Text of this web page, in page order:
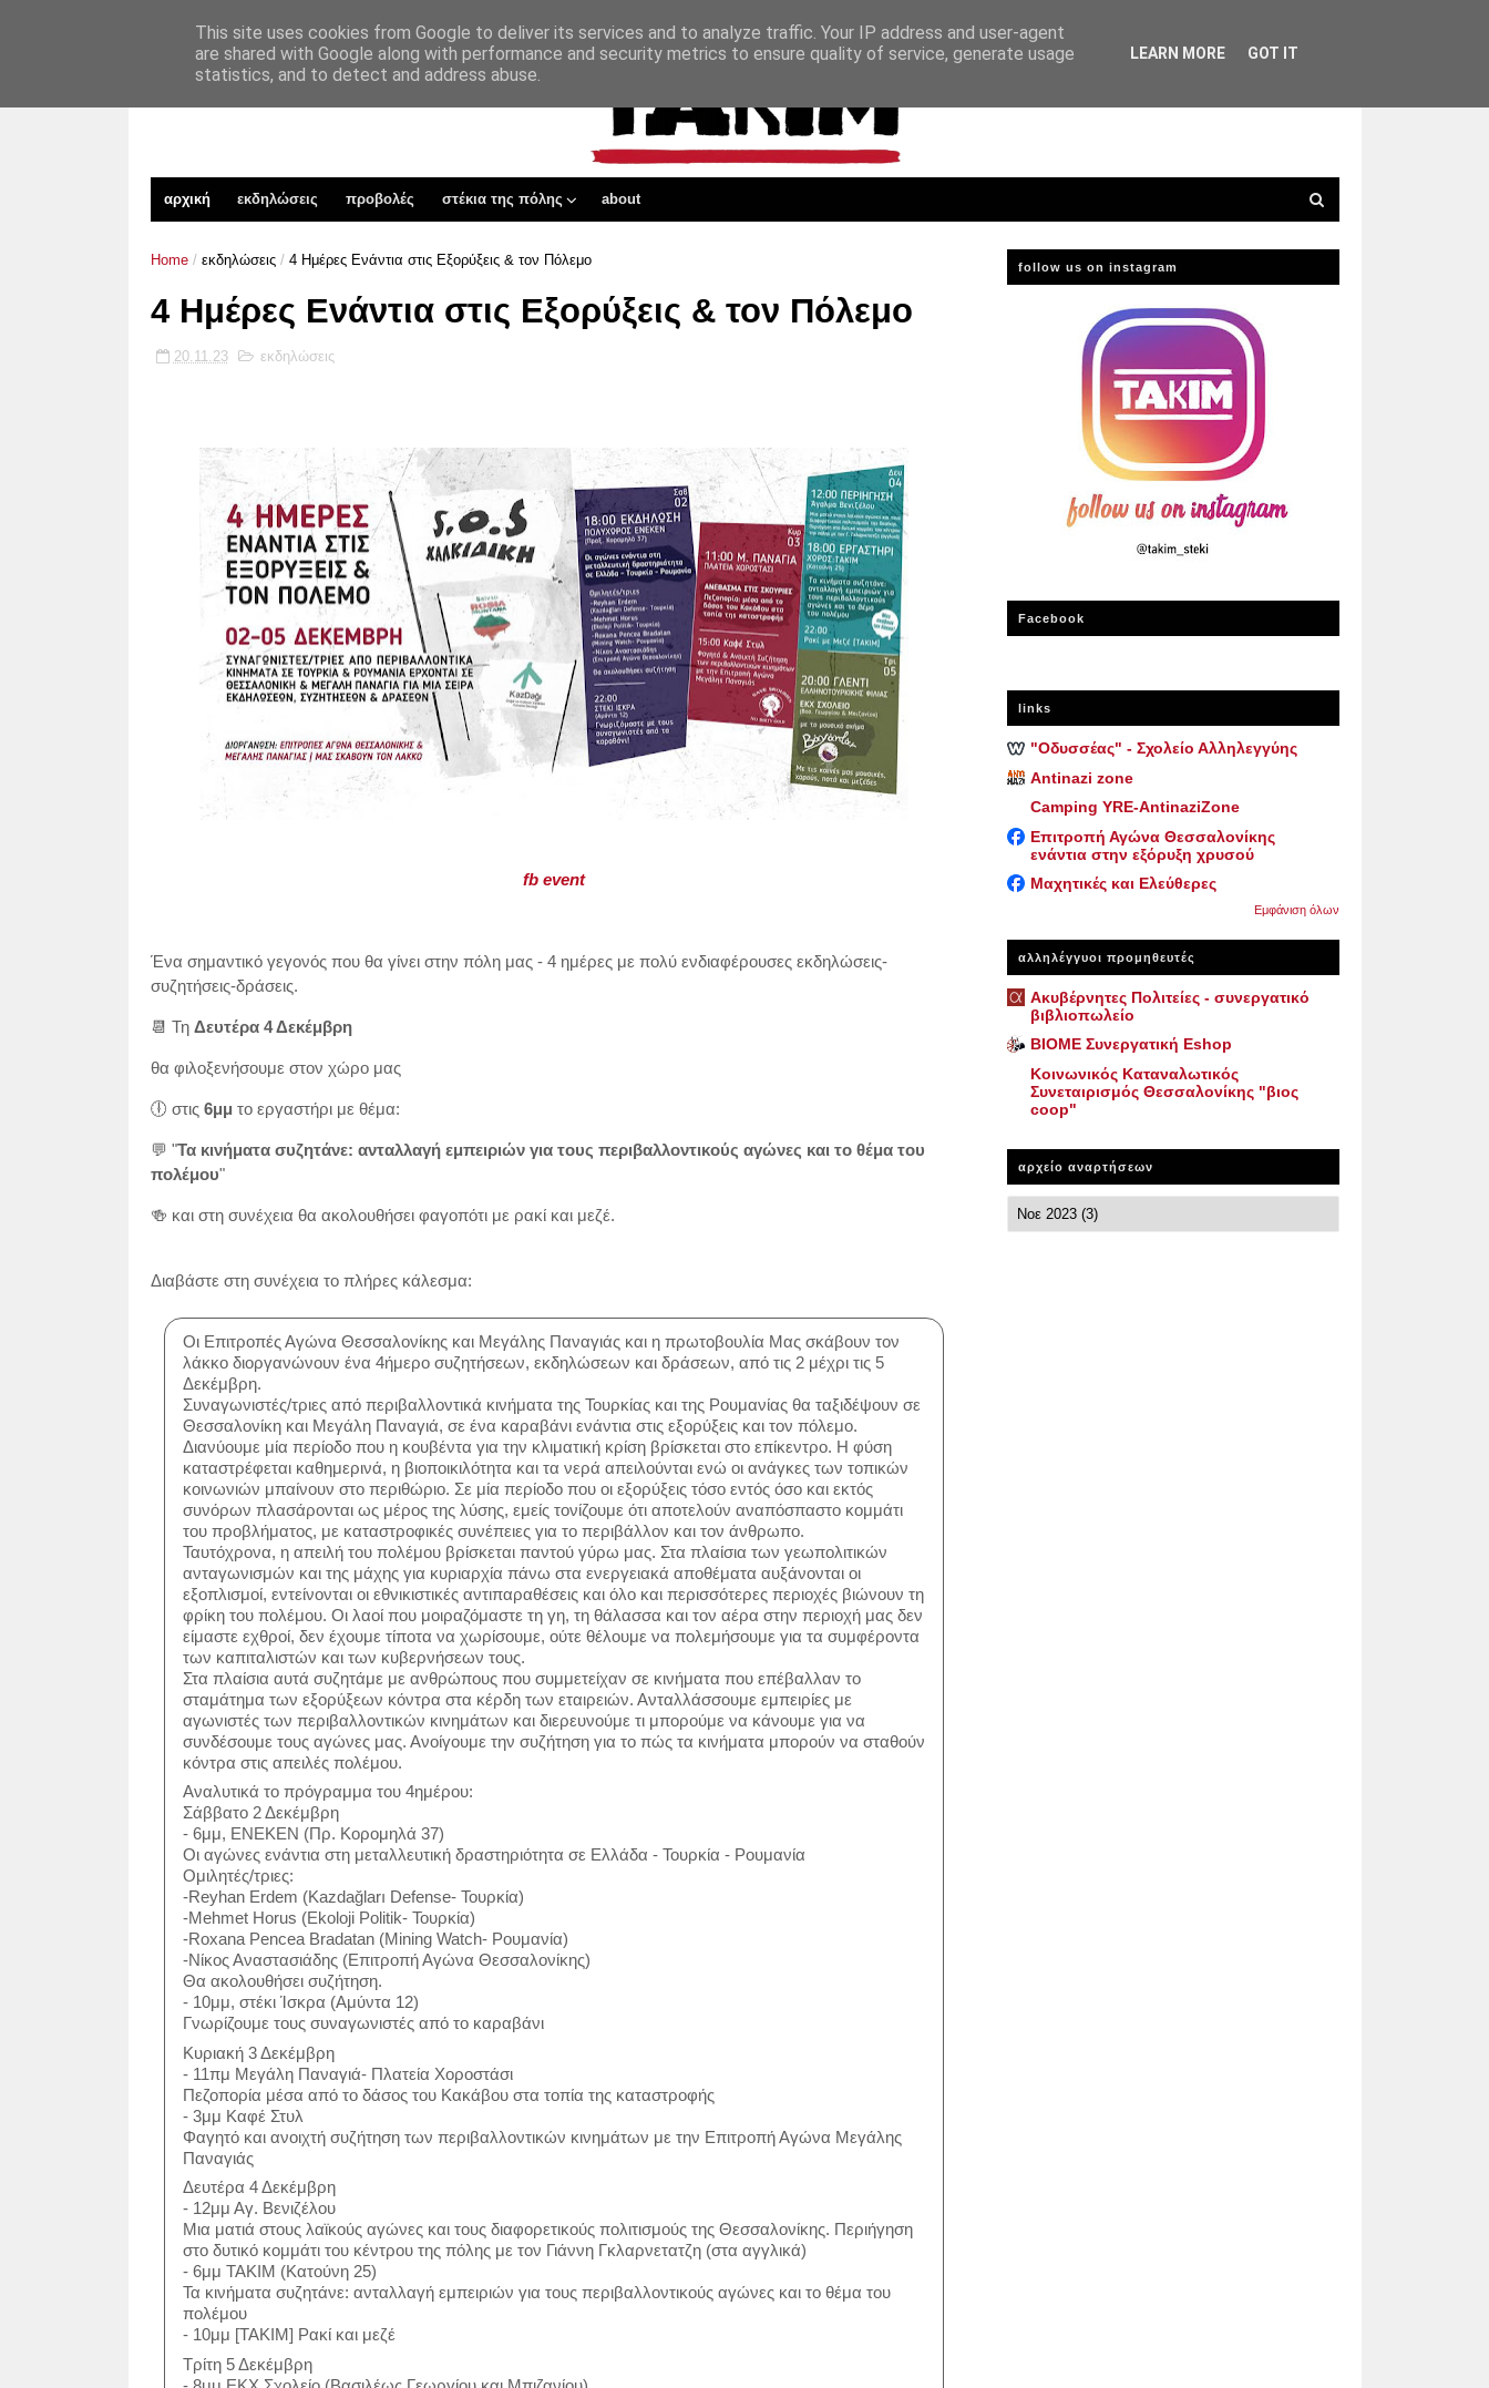
αρχική εκδηλώσεις προβολές στέκια της πόλης about
Home / εκδηλώσεις / 4 Ημέρες Ενάντια στις Εξορύξεις & τον Πόλεμο
4 Ημέρες Ενάντια στις Εξορύξεις & τον Πόλεμο
20.11.23 εκδηλώσεις
fb event
Ένα σημαντικό γεγονός που θα γίνει στην πόλη μας - 4 ημέρες με πολύ ενδιαφέρουσες εκδηλώσεις-
συζητήσεις-δράσεις.
📆 Τη Δευτέρα 4 Δεκέμβρη
θα φιλοξενήσουμε στον χώρο μας
🕕 στις 6μμ το εργαστήρι με θέμα:
💬 "Τα κινήματα συζητάνε: ανταλλαγή εμπειριών για τους περιβαλλοντικούς αγώνες και το θέμα του
πολέμου"
🍻 και στη συνέχεια θα ακολουθήσει φαγοπότι με ρακί και μεζέ.
Διαβάστε στη συνέχεια το πλήρες κάλεσμα:
Οι Επιτροπές Αγώνα Θεσσαλονίκης και Μεγάλης Παναγιάς και η πρωτοβουλία Μας σκάβουν τον
λάκκο διοργανώνουν ένα 4ήμερο συζητήσεων, εκδηλώσεων και δράσεων, από τις 2 μέχρι τις 5
Δεκέμβρη.
Συναγωνιστές/τριες από περιβαλλοντικά κινήματα της Τουρκίας και της Ρουμανίας θα ταξιδέψουν σε
Θεσσαλονίκη και Μεγάλη Παναγιά, σε ένα καραβάνι ενάντια στις εξορύξεις και τον πόλεμο.
Διανύουμε μία περίοδο που η κουβέντα για την κλιματική κρίση βρίσκεται στο επίκεντρο. Η φύση
καταστρέφεται καθημερινά, η βιοποικιλότητα και τα νερά απειλούνται ενώ οι ανάγκες των τοπικών
κοινωνιών μπαίνουν στο περιθώριο. Σε μία περίοδο που οι εξορύξεις τόσο εντός όσο και εκτός
συνόρων πλασάρονται ως μέρος της λύσης, εμείς τονίζουμε ότι αποτελούν αναπόσπαστο κομμάτι
του προβλήματος, με καταστροφικές συνέπειες για το περιβάλλον και τον άνθρωπο.
Ταυτόχρονα, η απειλή του πολέμου βρίσκεται παντού γύρω μας. Στα πλαίσια των γεωπολιτικών
ανταγωνισμών και της μάχης για κυριαρχία πάνω στα ενεργειακά αποθέματα αυξάνονται οι
εξοπλισμοί, εντείνονται οι εθνικιστικές αντιπαραθέσεις και όλο και περισσότερες περιοχές βιώνουν τη
φρίκη του πολέμου. Οι λαοί που μοιραζόμαστε τη γη, τη θάλασσα και τον αέρα στην περιοχή μας δεν
είμαστε εχθροί, δεν έχουμε τίποτα να χωρίσουμε, ούτε θέλουμε να πολεμήσουμε για τα συμφέροντα
των καπιταλιστών και των κυβερνήσεων τους.
Στα πλαίσια αυτά συζητάμε με ανθρώπους που συμμετείχαν σε κινήματα που επέβαλλαν το
σταμάτημα των εξορύξεων κόντρα στα κέρδη των εταιρειών. Ανταλλάσσουμε εμπειρίες με
αγωνιστές των περιβαλλοντικών κινημάτων και διερευνούμε τι μπορούμε να κάνουμε για να
συνδέσουμε τους αγώνες μας. Ανοίγουμε την συζήτηση για το πώς τα κινήματα μπορούν να σταθούν
κόντρα στις απειλές πολέμου.
Αναλυτικά το πρόγραμμα του 4ημέρου:
Σάββατο 2 Δεκέμβρη
- 6μμ, ΕΝΕΚΕΝ (Πρ. Κορομηλά 37)
Οι αγώνες ενάντια στη μεταλλευτική δραστηριότητα σε Ελλάδα - Τουρκία - Ρουμανία
Ομιλητές/τριες:
-Reyhan Erdem (Kazdağları Defense- Τουρκία)
-Mehmet Horus (Ekoloji Politik- Τουρκία)
-Roxana Pencea Bradatan (Mining Watch- Ρουμανία)
-Νίκος Αναστασιάδης (Επιτροπή Αγώνα Θεσσαλονίκης)
Θα ακολουθήσει συζήτηση.
- 10μμ, στέκι Ίσκρα (Αμύντα 12)
Γνωρίζουμε τους συναγωνιστές από το καραβάνι
Κυριακή 3 Δεκέμβρη
- 11πμ Μεγάλη Παναγιά- Πλατεία Χοροστάσι
Πεζοπορία μέσα από το δάσος του Κακάβου στα τοπία της καταστροφής
- 3μμ Καφέ Στυλ
Φαγητό και ανοιχτή συζήτηση των περιβαλλοντικών κινημάτων με την Επιτροπή Αγώνα Μεγάλης
Παναγιάς
Δευτέρα 4 Δεκέμβρη
- 12μμ Αγ. Βενιζέλου
Μια ματιά στους λαϊκούς αγώνες και τους διαφορετικούς πολιτισμούς της Θεσσαλονίκης. Περιήγηση
στο δυτικό κομμάτι του κέντρου της πόλης με τον Γιάννη Γκλαρνετατζη (στα αγγλικά)
- 6μμ ΤΑΚΙΜ (Κατούνη 25)
Τα κινήματα συζητάνε: ανταλλαγή εμπειριών για τους περιβαλλοντικούς αγώνες και το θέμα του
πολέμου
- 10μμ [ΤΑΚΙΜ] Ρακί και μεζέ
Τρίτη 5 Δεκέμβρη
follow us on instagram
Facebook
links
"Οδυσσέας" - Σχολείο Αλληλεγγύης
Antinazi zone
Camping YRE-AntinaziZone
Επιτροπή Αγώνα Θεσσαλονίκης
ενάντια στην εξόρυξη χρυσού
Μαχητικές και Ελεύθερες
Εμφάνιση όλων
αλληλέγγυοι προμηθευτές
Ακυβέρνητες Πολιτείες - συνεργατικό
βιβλιοπωλείο
ΒΙΟΜΕ Συνεργατική Eshop
Κοινωνικός Καταναλωτικός
Συνεταιρισμός Θεσσαλονίκης "βιος
coop"
αρχείο αναρτήσεων
This site uses cookies from Google to deliver its services and to analyze traffic. Your IP address and user-agent
are shared with Google along with performance and security metrics to ensure quality of service, generate usage
statistics, and to detect and address abuse.
LEARN MORE GOT IT